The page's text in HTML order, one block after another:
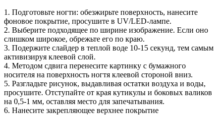
1. Подготовьте ногти: обезжирьте поверхность, нанесите
фоновое покрытие, просушите в UV/LED-лампе.
2. Выберите подходящее по ширине изображение. Если оно
слишком широкое, обрежьте его по краю.
3. Подержите слайдер в теплой воде 10-15 секунд, тем самым
активизируя клеевой слой.
4. Методом сдвига перенесите картинку с бумажного
носителя на поверхность ногтя клеевой стороной вниз.
5. Разгладьте рисунок, выдавливая остатки воздуха и воды,
просушите. Отступайте от края кутикулы и боковых валиков
на 0,5-1 мм, оставляя место для запечатывания.
6. Нанесите закрепляющее верхнее покрытие